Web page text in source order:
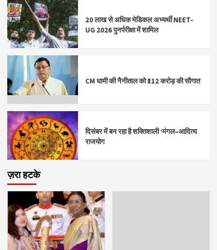
20 लाख से अधिक मेडिकल अभ्यर्थी NEET-
UG 2026 पुनर्परीक्षा में शामिल
CM धामी की नैनीताल को ₹112 करोड़ की सौगात
दिसंबर में बन रहा है शक्तिशाली ‘मंगल–आदित्य
राजयोग
ज़रा हटके